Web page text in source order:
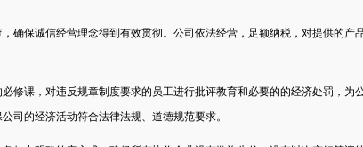
确保诚信经营理念得到有效贯彻。公司依法经营，足额纳税，对提供的产
修课，对违反规章制度要求的员工进行批评教育和必要的的经济处罚，为
司的经济活动符合法律法规、道德规范要求。